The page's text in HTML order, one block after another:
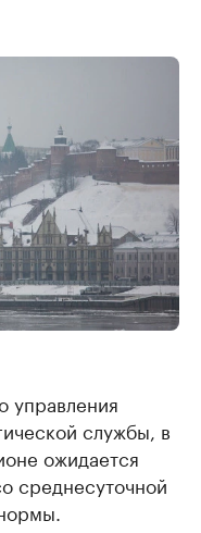
управления
службы, в
ожидается
среднесуточной